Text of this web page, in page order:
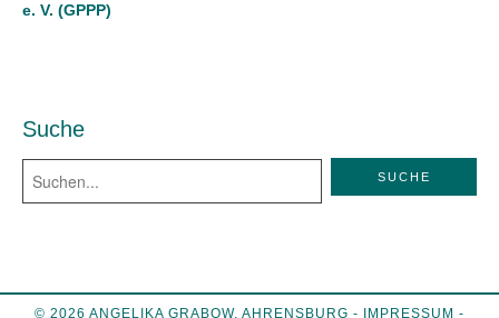
e. V. (GPPP)
Suche
© 2026 ANGELIKA GRABOW, AHRENSBURG - IMPRESSUM -